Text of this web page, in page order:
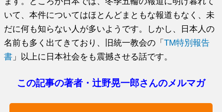
いて、本件についてはほとんどまともな報道もなく、未
だに何も知らない人が多いようです。しかし、日本人の
名前も多く出てきており、旧統一教会の「TM特別報告
書 」以上に日本社会をも震撼させる話です。
この記事の著者・辻野晃一郎さんのメルマガ